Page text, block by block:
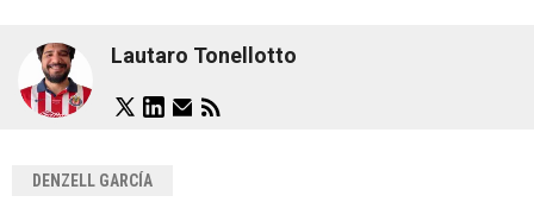
Lautaro Tonellotto
DENZELL GARCÍA